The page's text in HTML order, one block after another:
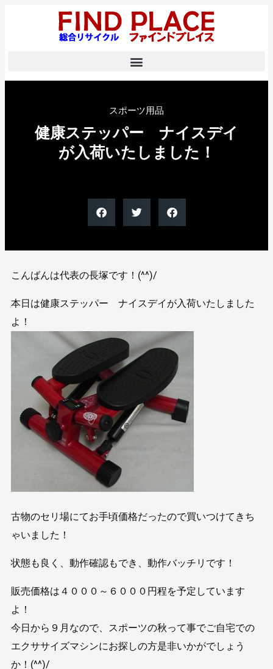
スポーツ用品
健康ステッパー ナイスデイ
が入荷いたしました！
こんばんは代表の長塚です！(^^)/
本日は健康ステッパー ナイスデイが入荷いたしました
よ！
古物のセリ場にてお手頃価格だったので買いつけてきち
ゃいました！
状態も良く、動作確認もでき、動作バッチリです！
販売価格は４０００～６０００円程を予定しています
よ！
今日から９月なので、スポーツの秋って事でご自宅での
エクササイズマシンにお探しの方是非いかがでしょう
か！(^^)/